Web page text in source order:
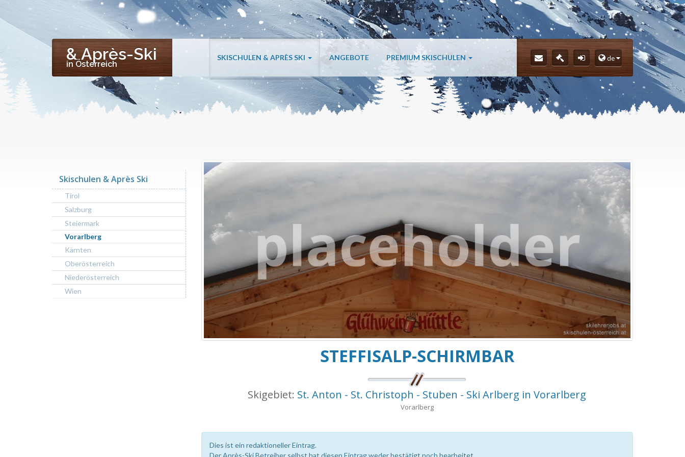
& Après-Ski
in Österreich
SKISCHULEN & APRÈS SKI ANGEBOTE PREMIUM SKISCHULEN de
STEFFISALP-SCHIRMBAR
Skigebiet: St. Anton - St. Christoph - Stuben - Ski Arlberg in Vorarlberg
Vorarlberg
Dies ist ein redaktioneller Eintrag.
Skischulen & Après Ski
Tirol
Salzburg
Steiermark
Vorarlberg
Kärnten
Oberösterreich
Niederösterreich
Wien